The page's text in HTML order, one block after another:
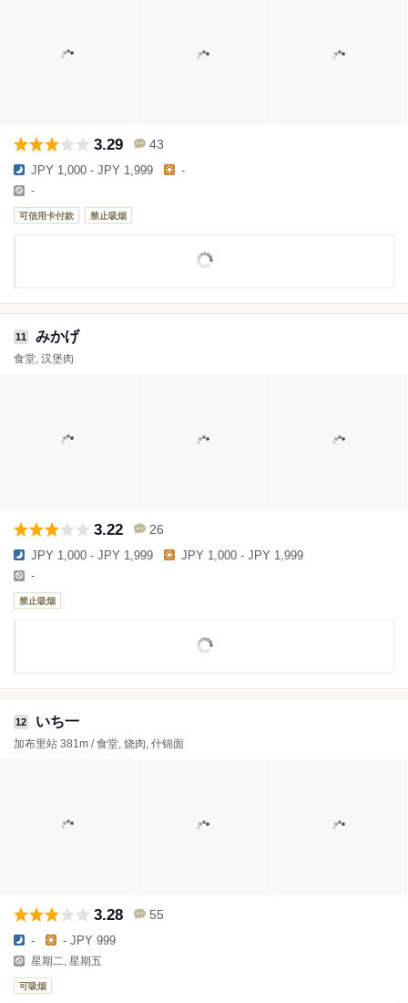
3.29 43
JPY 1,000 - JPY 1,999 -
-
可信用卡付款 禁止吸烟
11 みかげ
食堂, 汉堡肉
3.22 26
JPY 1,000 - JPY 1,999 JPY 1,000 - JPY 1,999
-
禁止吸烟
12 いち一
加布里站 381m / 食堂, 烧肉, 什锦面
3.28 55
- - JPY 999
星期二, 星期五
可吸烟